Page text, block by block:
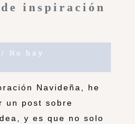
inspiración
No hay
Navideña, he
un post sobre
y es que no solo